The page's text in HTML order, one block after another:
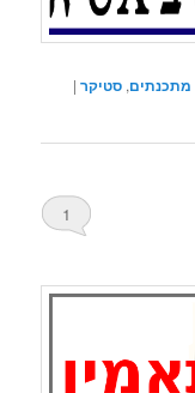
מתכנתים,סטיקר |
1